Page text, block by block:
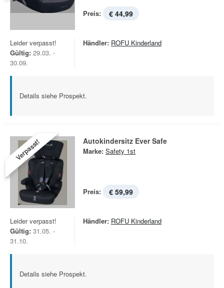
Preis: € 44,99
Leider verpasst!
Gültig: 29.03. -
30.09.
Händler: ROFU Kinderland
Details siehe Prospekt.
Verpasst! Autokindersitz Ever Safe
Marke: Safety 1st
Preis: € 59,99
Leider verpasst!
Gültig: 31.05. -
31.10.
Händler: ROFU Kinderland
Details siehe Prospekt.